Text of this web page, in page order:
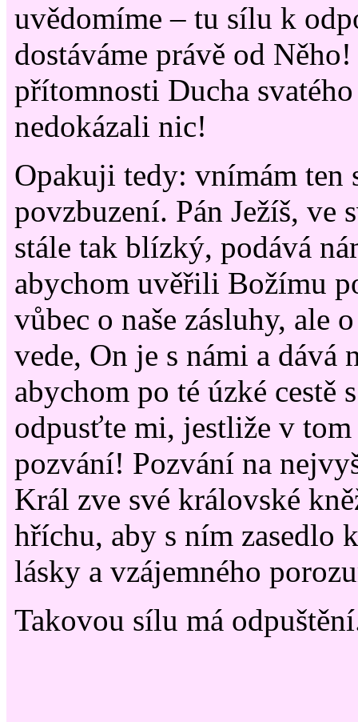
uvědomíme – tu sílu k
dostáváme právě od
přítomnosti Ducha
nedokázali nic!
Opakuji tedy: vnímám ten
povzbuzení. Pán Ježíš, ve
stále tak blízký, podává
abychom uvěřili Božímu
vůbec o naše zásluhy, ale
vede, On je s námi a dává
abychom po té úzké cestě
odpusťte mi, jestliže v
pozvání! Pozvání na
Král zve své královské
hříchu, aby s ním zasedlo
lásky a vzájemného
Takovou sílu má